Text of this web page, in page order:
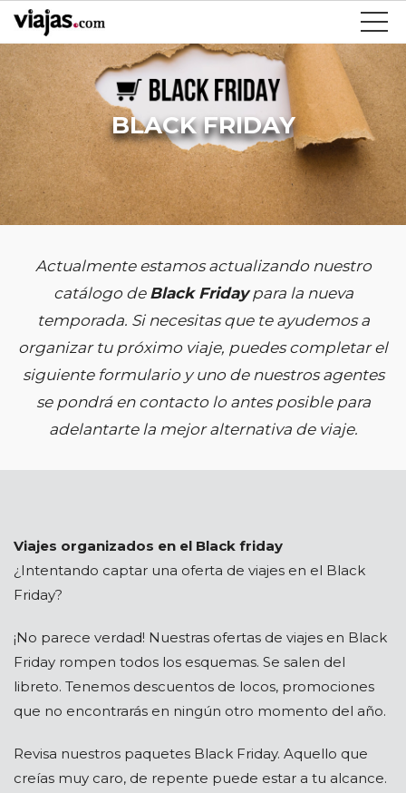
BLACK FRIDAY
Actualmente estamos actualizando nuestro
catálogo de Black Fridaypara la nueva
temporada. Si necesitas que te ayudemos a
organizar tu próximo viaje, puedes completar el
siguiente formulario y uno de nuestros agentes
se pondrá en contacto lo antes posible para
adelantarte la mejor alternativa de viaje.
Viajes organizados en el Black friday
¿Intentando captar una oferta de viajes en el Black
Friday?
¡No parece verdad! Nuestras ofertas de viajes en Black
Friday rompen todos los esquemas. Se salen del
libreto. Tenemos descuentos de locos, promociones
que no encontrarás en ningún otro momento del año.
Revisa nuestros paquetes Black Friday. Aquello que
creías muy caro, de repente puede estar a tu alcance.